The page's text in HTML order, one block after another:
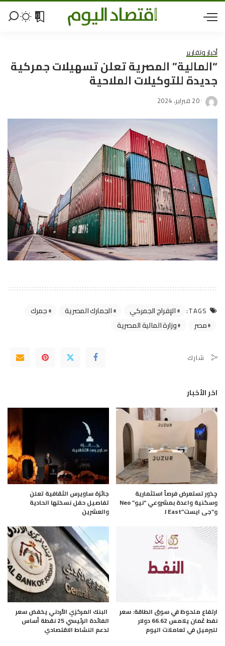
0
أخبار وتقارير
“المالية” المصرية تعلن تسهيلات جمركية
جديدة للتوكيلات الملاحية
20 فبراير، 2024
TAGS: الإفراج الجمركي الجمارك المصرية
جمرك
مصر
وزارة المالية المصرية
شارك
اخر الأخبار
چذور تستعرض فرصاً استثمارية
وسكنية واعدة بمشروعي “نيو” Neo
و”جى ايست”J East
جائزة ساويرس الثقافية تعلن
تفاصيل حفل نسختها الحادية
والعشرين
ارتفاع ملحوظ في سوق الطاقة: سعر
نفط عُمان يلامس 66.62 دولار
للبرميل في تعاملات اليوم
البنك المركزي الأردني يخفض سعر
الفائدة الرئيسي 25 نقطة أساس
لدعم النشاط الاقتصادي